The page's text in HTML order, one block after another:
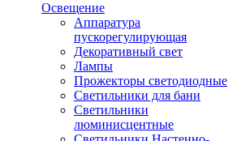
Освещение
Аппаратура
пускорегулирующая
Декоративный свет
Лампы
Прожекторы светодиодные
Светильники для бани
Светильники
люминисцентные